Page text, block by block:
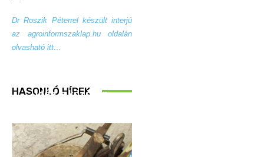
Dr Roszik Péterrel készült interjú
az agroinformszaklap.hu oldalán
olvasható itt…
HASONLÓ HÍREK
Idén is közösen